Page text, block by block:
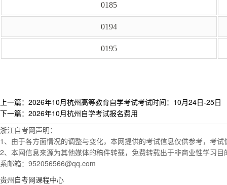
0185
0194
0195
上一篇：2026年10月杭州高等教育自学考试考试时间：10月24日-25日
下一篇：2026年10月杭州自学考试报名费用
浙江自考网声明：
1、由于各方面情况的调整与变化，本网提供的考试信息仅供参考，考
2、本网信息来源为其他媒体的稿件转载，免费转载出于非商业性学习
系邮箱：952056566@qq.com
贵州自考网课程中心